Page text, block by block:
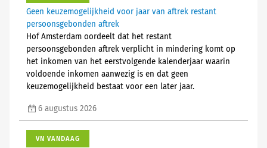
Geen keuzemogelijkheid voor jaar van aftrek restant
persoonsgebonden aftrek
Hof Amsterdam oordeelt dat het restant
persoonsgebonden aftrek verplicht in mindering komt op
het inkomen van het eerstvolgende kalenderjaar waarin
voldoende inkomen aanwezig is en dat geen
keuzemogelijkheid bestaat voor een later jaar.
6 augustus 2026
VN VANDAAG